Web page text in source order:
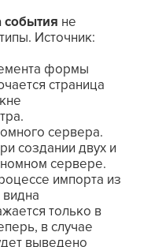
события не
Источник:
формы
страница
сервера.
создании двух и
сервере.
импорта из
только в
в случае
выведено